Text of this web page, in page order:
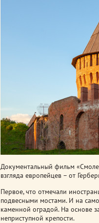
Документальный фильм
взгляда европейцев – от
Первое, что отмечали
подвесными мостами. И на
каменной оградой. На основе
неприступной крепости.